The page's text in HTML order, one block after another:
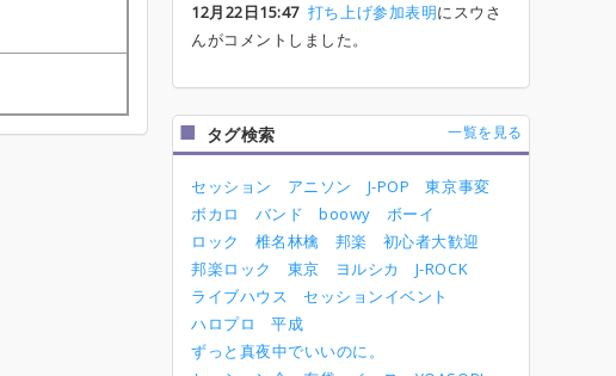
12月22日15:47 打ち上げ参加表明にスウさ
んがコメントしました。
タグ検索 一覧を見る
セッション アニソン J-POP
東京事変
ボカロ
バンド boowy
ボーイ
ロック
椎名林檎 邦楽
初心者大歓迎
邦楽ロック
東京 ヨルシカ
J-ROCK
ライブハウス
セッションイベント
ハロプロ
平成
ずっと真夜中でいいのに。